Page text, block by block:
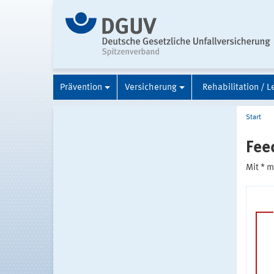
Prävention Versicherung Rehabilitation /
Start
Mit *